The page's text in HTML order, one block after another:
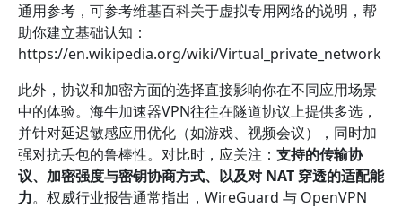
通用参考，可参考维基百科关于虚拟专用网络的说明，帮
助你建立基础认知：
https://en.wikipedia.org/wiki/Virtual_private_network
此外，协议和加密方面的选择直接影响你在不同应用场景
中的体验。海牛加速器VPN往往在隧道协议上提供多选，
并针对延迟敏感应用优化（如游戏、视频会议），同时加
强对抗丢包的鲁棒性。对比时，应关注： 支持的传输协
议、加密强度与密钥协商方式、以及对 NAT 穿透的适配能
力。权威行业报告通常指出，WireGuard 与 OpenVPN